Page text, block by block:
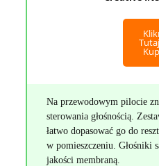
Na przewodowym pilocie
sterowania głośnością.
łatwo dopasować go do
w pomieszczeniu. Głośniki
jakości membraną.